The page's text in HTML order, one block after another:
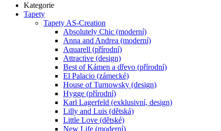
Kategorie
Tapety
Tapety AS-Creation
Absolutely Chic (moderní)
Anna and Andrea (moderní)
Aquarell (přírodní)
Attractive (design)
Best of Kámen a dřevo (přírodní)
El Palacio (zámecké)
House of Turnowsky (design)
Hygge (přírodní)
Karl Lagerfeld (exklusivní, design)
Lilly and Luis (dětská)
Little Love (dětské)
New Life (moderní)